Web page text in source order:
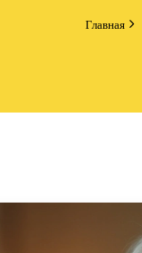
Главная